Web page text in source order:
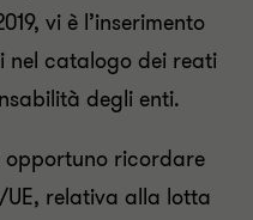
vi è l’inserimento
catalogo dei reati
degli enti.
opportuno ricordare
UE, relativa alla lotta